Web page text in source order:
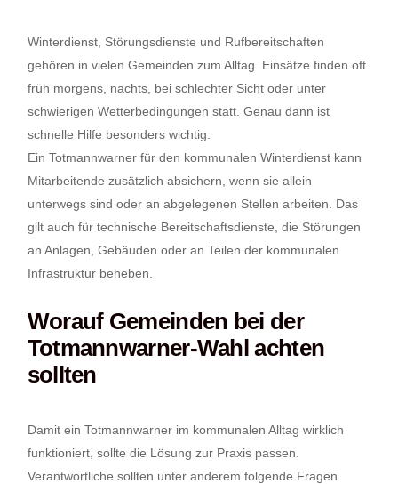
Winterdienst, Störungsdienste und Rufbereitschaften
gehören in vielen Gemeinden zum Alltag. Einsätze finden oft
früh morgens, nachts, bei schlechter Sicht oder unter
schwierigen Wetterbedingungen statt. Genau dann ist
schnelle Hilfe besonders wichtig.
Ein Totmannwarner für den kommunalen Winterdienst kann
Mitarbeitende zusätzlich absichern, wenn sie allein
unterwegs sind oder an abgelegenen Stellen arbeiten. Das
gilt auch für technische Bereitschaftsdienste, die Störungen
an Anlagen, Gebäuden oder an Teilen der kommunalen
Infrastruktur beheben.
Worauf Gemeinden bei der
Totmannwarner-Wahl achten
sollten
Damit ein Totmannwarner im kommunalen Alltag wirklich
funktioniert, sollte die Lösung zur Praxis passen.
Verantwortliche sollten unter anderem folgende Fragen